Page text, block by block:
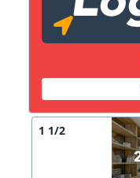
1 1/2
Copier lien